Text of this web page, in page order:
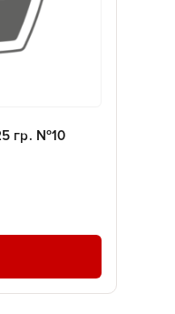
гр. №10